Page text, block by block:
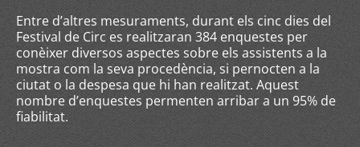
Entre d’altres mesuraments, durant els cinc dies del
Festival de Circ es realitzaran 384 enquestes per
conèixer diversos aspectes sobre els assistents a la
mostra com la seva procedència, si pernocten a la
ciutat o la despesa que hi han realitzat. Aquest
nombre d’enquestes permenten arribar a un 95% de
fiabilitat.